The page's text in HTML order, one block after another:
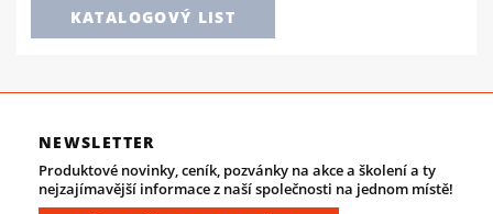
KATALOGOVÝ LIST
NEWSLETTER
Produktové novinky, ceník, pozvánky na akce a školení a ty
nejzajímavější informace z naší společnosti na jednom místě!